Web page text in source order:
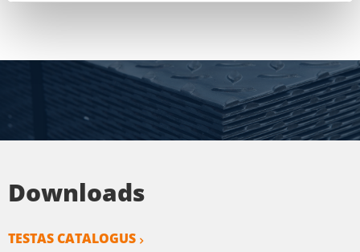
Downloads
TESTAS CATALOGUS